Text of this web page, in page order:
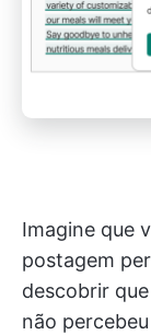
Imagine que
postagem
descobrir
não